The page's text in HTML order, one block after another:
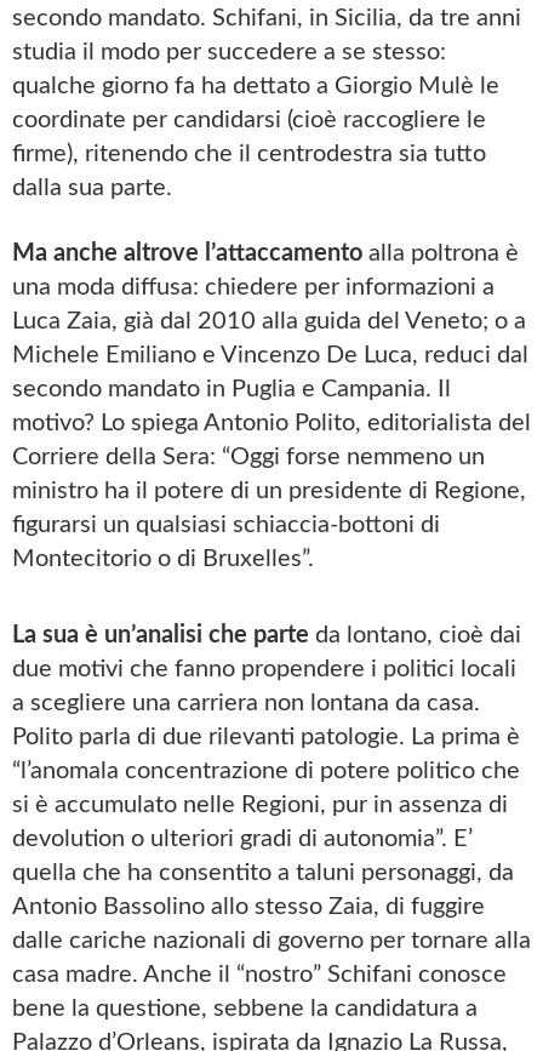
secondo mandato. Schifani, in Sicilia, da tre anni
studia il modo per succedere a se stesso:
qualche giorno fa ha dettato a Giorgio Mulè le
coordinate per candidarsi (cioè raccogliere le
firme), ritenendo che il centrodestra sia tutto
dalla sua parte.
Ma anche altrove l’attaccamento alla poltrona è
una moda diffusa: chiedere per informazioni a
Luca Zaia, già dal 2010 alla guida del Veneto; o a
Michele Emiliano e Vincenzo De Luca, reduci dal
secondo mandato in Puglia e Campania. Il
motivo? Lo spiega Antonio Polito, editorialista del
Corriere della Sera: “Oggi forse nemmeno un
ministro ha il potere di un presidente di Regione,
figurarsi un qualsiasi schiaccia-bottoni di
Montecitorio o di Bruxelles”.
La sua è un’analisi che parte da lontano, cioè dai
due motivi che fanno propendere i politici locali
a scegliere una carriera non lontana da casa.
Polito parla di due rilevanti patologie. La prima è
“l’anomala concentrazione di potere politico che
si è accumulato nelle Regioni, pur in assenza di
devolution o ulteriori gradi di autonomia”. E’
quella che ha consentito a taluni personaggi, da
Antonio Bassolino allo stesso Zaia, di fuggire
dalle cariche nazionali di governo per tornare alla
casa madre. Anche il “nostro” Schifani conosce
bene la questione, sebbene la candidatura a
Palazzo d’Orleans, ispirata da Ignazio La Russa,